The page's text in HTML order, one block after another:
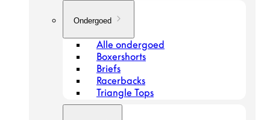
Ondergoed
Alle ondergoed
Boxershorts
Briefs
Racerbacks
Triangle Tops